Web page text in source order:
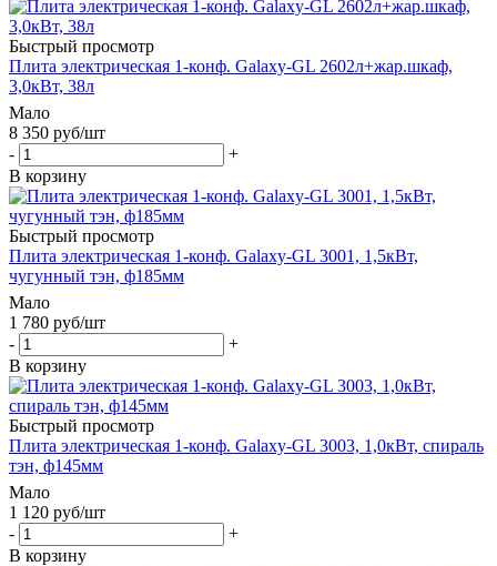
Быстрый просмотр
Плита электрическая 1-конф. Galaxy-GL 2602л+жар.шкаф,
3,0кВт, 38л
Мало
8 350 руб/шт
-
+
В корзину
Быстрый просмотр
Плита электрическая 1-конф. Galaxy-GL 3001, 1,5кВт,
чугунный тэн, ф185мм
Мало
1 780 руб/шт
-
+
В корзину
Быстрый просмотр
Плита электрическая 1-конф. Galaxy-GL 3003, 1,0кВт, спираль
тэн, ф145мм
Мало
1 120 руб/шт
-
+
В корзину